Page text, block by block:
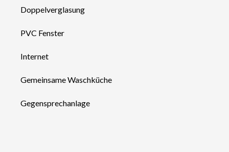
Doppelverglasung
PVC Fenster
Internet
Gemeinsame Waschküche
Gegensprechanlage